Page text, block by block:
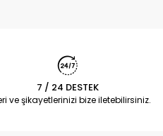
7 / 24 DESTEK
ve şikayetlerinizi bize iletebilirsiniz.